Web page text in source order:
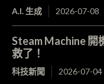
A.I. 生成 2026-07-08
Steam Machine
救了！
科技新聞 2026-07-04